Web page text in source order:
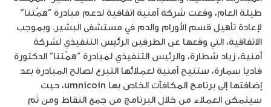
طيلة العام، وقعت شركة أمنية اتفاقية لدعم مبادرة “همّتنا”
لإعادة تأهيل قسم الأورام والدم في مستشفى البشير. وبموجب
الاتفاقية، التي وقعها عن الطرفين الرئيس التنفيذي لشركة
أمنية، زياد شطارة، والرئيس التنفيذي لمبادرة “همّتنا” الدكتورة
فاديا سمارة، ستتيح أمنية لعملائها التبرع لصالح المبادرة بعد
إضافتها إلى برنامج المكافآت الخاص بها umnicoin، حيث
سيتمكن العملاء من خلال البرنامج من جمع النقاط ومن ثم